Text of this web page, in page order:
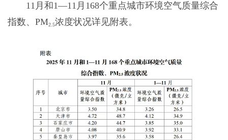
11月和1—11月 168个重点城市环境空气质量综合
指数、PM2.5浓度状况详见附表。